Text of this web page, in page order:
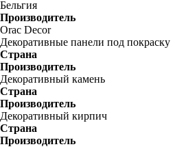
Бельгия
Производитель
Orac Decor
Декоративные панели под покраску
Страна
Производитель
Декоративный камень
Страна
Производитель
Декоративный кирпич
Страна
Производитель